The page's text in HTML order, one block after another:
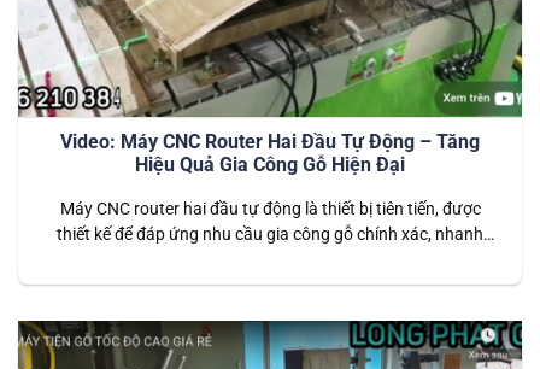
Video: Máy CNC Router Hai Đầu Tự Động – Tăng
Hiệu Quả Gia Công Gỗ Hiện Đại
Máy CNC router hai đầu tự động là thiết bị tiên tiến, được
thiết kế để đáp ứng nhu cầu gia công gỗ chính xác, nhanh
cắt, máy giúp tăng gấp đôi năng suất so với các dòng máy